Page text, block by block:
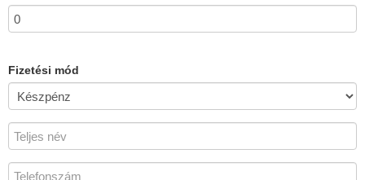
Fizetési mód